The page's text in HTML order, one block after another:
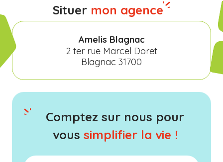
Situer mon agence
Amelis Blagnac
2 ter rue Marcel Doret
Blagnac 31700
Comptez sur nous pour
vous simplifier la vie !